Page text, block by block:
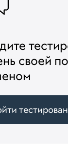
своей